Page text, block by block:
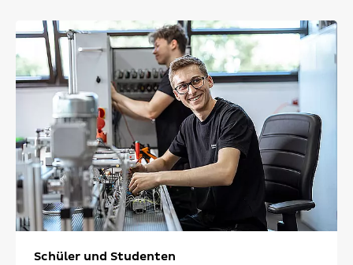
Schüler und Studenten